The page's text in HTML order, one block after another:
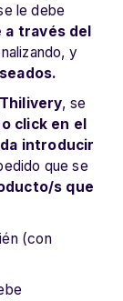
le debe
través del
y
, se
click en el
introducir
que se
s que
(con